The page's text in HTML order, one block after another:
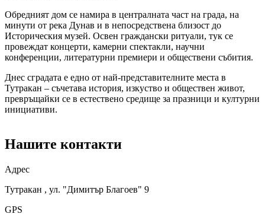
Обредният дом се намира в централната част на града, на
минути от река Дунав и в непосредствена близост до
Историческия музей. Освен граждански ритуали, тук се
провеждат концерти, камерни спектакли, научни
конференции, литературни премиери и обществени събития.
Днес сградата е едно от най-представителните места в
Тутракан – съчетава история, изкуство и обществен живот,
превръщайки се в естествено средище за празници и културни
инициативи.
Нашите контакти
Адрес
Тутракан , ул. "Димитър Благоев" 9
GPS